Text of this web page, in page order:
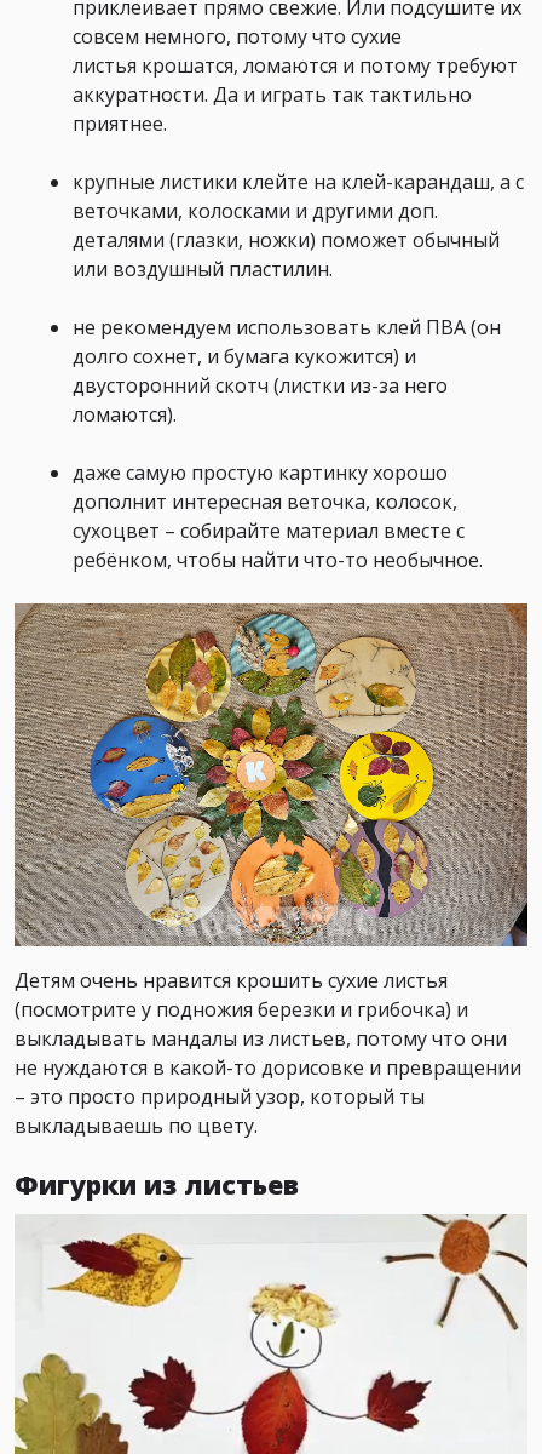
приклеивает прямо свежие. Или подсушите их
совсем немного, потому что сухие
листья крошатся, ломаются и потому требуют
аккуратности. Да и играть так тактильно
приятнее.
крупные листики клейте на клей-карандаш, а с
веточками, колосками и другими доп.
деталями (глазки, ножки) поможет обычный
или воздушный пластилин.
не рекомендуем использовать клей ПВА (он
долго сохнет, и бумага кукожится) и
двусторонний скотч (листки из-за него
ломаются).
даже самую простую картинку хорошо
дополнит интересная веточка, колосок,
сухоцвет – собирайте материал вместе с
ребёнком, чтобы найти что-то необычное.
Детям очень нравится крошить сухие листья
(посмотрите у подножия березки и грибочка) и
выкладывать мандалы из листьев, потому что они
не нуждаются в какой-то дорисовке и превращении
– это просто природный узор, который ты
выкладываешь по цвету.
Фигурки из листьев